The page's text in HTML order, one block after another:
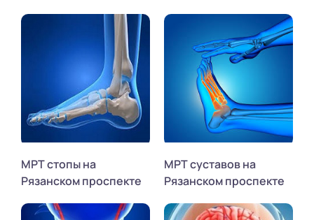
МРТ стопы на
Рязанском проспекте
МРТ суставов на
Рязанском проспекте